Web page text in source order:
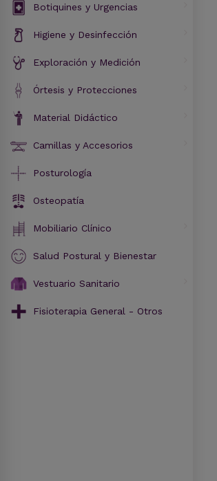
Botiquines y Urgencias
Higiene y Desinfección
Exploración y Medición
Órtesis y Protecciones
Material Didáctico
Camillas y Accesorios
Posturología
Osteopatía
Mobiliario Clínico
Salud Postural y Bienestar
Vestuario Sanitario
Fisioterapia General - Otros